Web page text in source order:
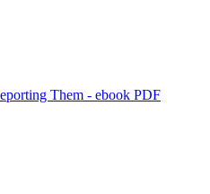
Them - ebook PDF